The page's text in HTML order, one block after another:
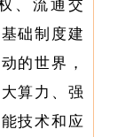
础制度建
的世界，
算力、强
技术和应